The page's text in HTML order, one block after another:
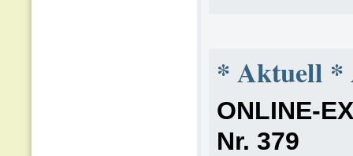
* Aktuell
ONLINE-
Nr. 379